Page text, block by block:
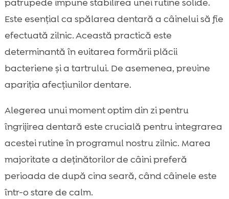
Este esențial ca spălarea dentară a câinelui să fie
efectuată zilnic. Această practică este
determinantă în evitarea formării plăcii
bacteriene și a tartrului. De asemenea, previne
apariția afecțiunilor dentare.
Alegerea unui moment optim din zi pentru
îngrijirea dentară este crucială pentru integrarea
acestei rutine în programul nostru zilnic. Marea
majoritate a deținătorilor de câini preferă
perioada de după cina seară, când câinele este
într-o stare de calm.